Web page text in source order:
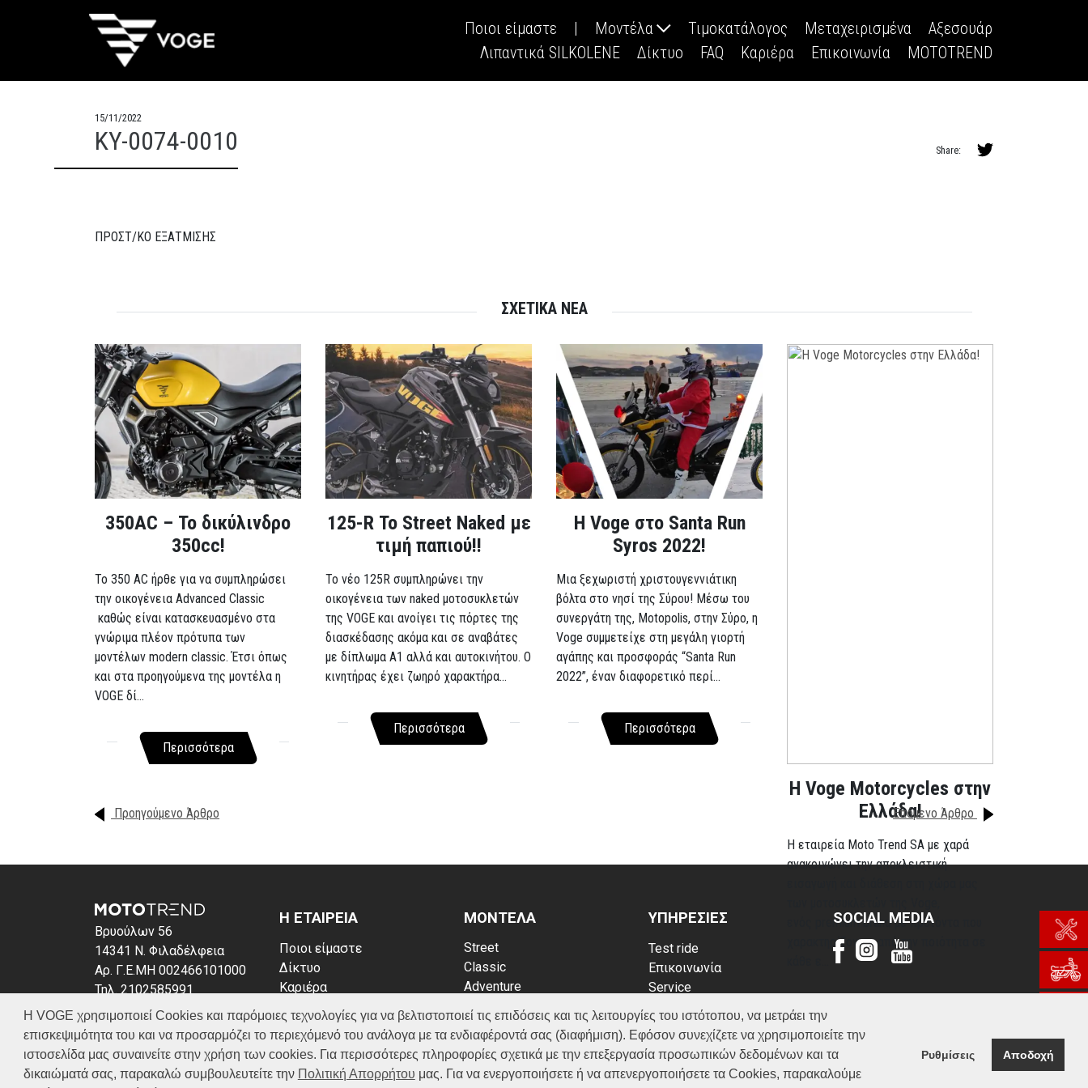
Η VOGE χρησιμοποιεί Cookies και παρόμοιες τεχνολογίες για να βελτιστοποιεί τις επιδόσεις και τις λειτουργίες του ιστότοπου, να μετράει την
επισκεψιμότητα του και να προσαρμόζει το περιεχόμενό του ανάλογα με τα ενδιαφέροντά σας (διαφήμιση). Εφόσον συνεχίζετε να χρησιμοποιείτε την
ιστοσελίδα μας συναινείτε στην χρήση των cookies. Για περισσότερες πληροφορίες σχετικά με την επεξεργασία προσωπικών δεδομένων και τα
δικαιώματά σας, παρακαλώ συμβουλευτείτε την Πολιτική Απορρήτου μας. Για να ενεργοποιήσετε ή να απενεργοποιήσετε τα Cookies, παρακαλούμε
Ρυθμίσεις Αποδοχή
Ποιοι είμαστε | Μοντέλα Τιμοκατάλογος Μεταχειρισμένα
Αξεσουάρ
Λιπαντικά SILKOLENE
Δίκτυο FAQ Καριέρα Επικοινωνία MOTOTREND
15/11/2022
KY-0074-0010 Share:
ΠΡΟΣΤ/ΚΟ ΕΞΑΤΜΙΣΗΣ
ΣΧΕΤΙΚΑ ΝΕΑ
350AC – Το δικύλινδρο
350cc!
To 350 AC ήρθε για να συμπληρώσει
την οικογένεια Advanced Classic
καθώς είναι κατασκευασμένο στα
γνώριμα πλέον πρότυπα των
μοντέλων modern classic. Έτσι όπως
και στα προηγούμενα της μοντέλα η
VOGE δί...
Περισσότερα
125-R Το Street Naked με
τιμή παπιού!!
Το νέο 125R συμπληρώνει την
οικογένεια των naked μοτοσυκλετών
της VOGE και ανοίγει τις πόρτες της
διασκέδασης ακόμα και σε αναβάτες
με δίπλωμα A1 αλλά και αυτοκινήτου. Ο
κινητήρας έχει ζωηρό χαρακτήρα...
Περισσότερα
Η Voge στο Santa Run
Syros 2022!
Μια ξεχωριστή χριστουγεννιάτικη
βόλτα στο νησί της Σύρου! Μέσω του
συνεργάτη της, Motopolis, στην Σύρο, η
Voge συμμετείχε στη μεγάλη γιορτή
αγάπης και προσφοράς “Santa Run
2022”, έναν διαφορετικό περί...
Περισσότερα
H Voge Motorcycles στην
Ελλάδα!
Η εταιρεία Moto Trend SA με χαρά
ανακοινώνει την αποκλειστική
ενός premium brand με προϊόντα που
χαρακτηρίζονται από την ποιότητα σε
Προηγούμενο Άρθρο Επόμενο Άρθρο
Βρυούλων 56
14341 Ν. Φιλαδέλφεια
Αρ. Γ.Ε.ΜΗ 002466101000
Τηλ. 2102585991
E-mail: info@voge.gr
Η ΕΤΑΙΡΕΙΑ
Ποιοι είμαστε
Δίκτυο
Καριέρα
Πολιτική απορρήτου
Πολιτική Cookies
ΜΟΝΤΕΛΑ
Street
Classic
Adventure
ATV (Loncin)
ΥΠΗΡΕΣΙΕΣ
Test ride
Επικοινωνία
Service
Κατάλογος
FAQ
SOCIAL MEDIA